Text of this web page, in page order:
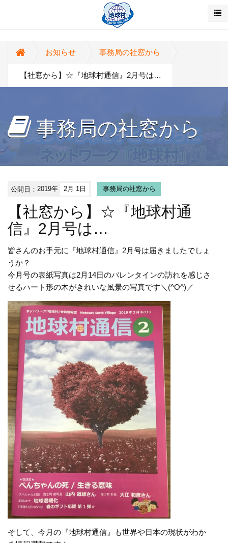
お知らせ 事務局の社窓から
【社窓から】☆『地球村通信』2月号は…
事務局の社窓から
公開日：2019年 2月 1日 事務局の社窓から
【社窓から】☆『地球村通
信』2月号は…
皆さんのお手元に『地球村通信』2月号は届きましたでしょ
うか？
今月号の表紙写真は2月14日のバレンタインの訪れを感じさ
せるハート形の木がきれいな風景の写真です＼(^O^)／
そして、今月の『地球村通信』も世界や日本の現状がわか